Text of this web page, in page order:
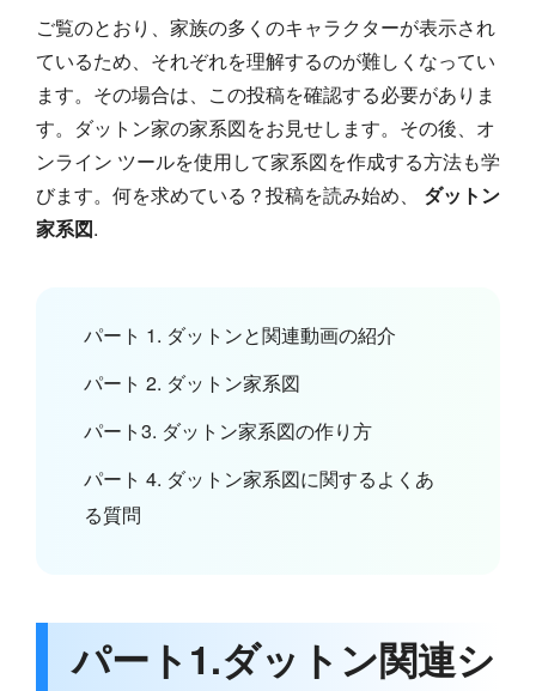
ご覧のとおり、家族の多くのキャラクターが表示され
ているため、それぞれを理解するのが難しくなってい
ます。その場合は、この投稿を確認する必要がありま
す。ダットン家の家系図をお見せします。その後、オ
ンライン ツールを使用して家系図を作成する方法も学
びます。何を求めている？投稿を読み始め、 ダットン
家系図.
パート 1. ダットンと関連動画の紹介
パート 2. ダットン家系図
パート3. ダットン家系図の作り方
パート 4. ダットン家系図に関するよくあ
る質問
パート1.ダットン関連シ